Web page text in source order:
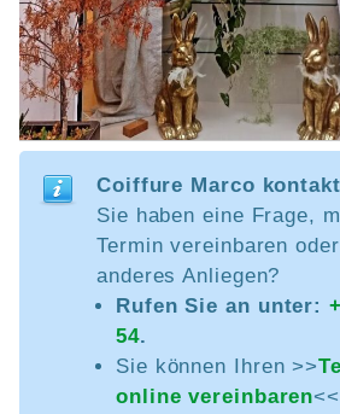
Coiffure Marco
Sie haben eine Frage,
Termin vereinbaren
anderes Anliegen?
Rufen Sie an unter:
54.
Sie können Ihren >>
online vereinbaren